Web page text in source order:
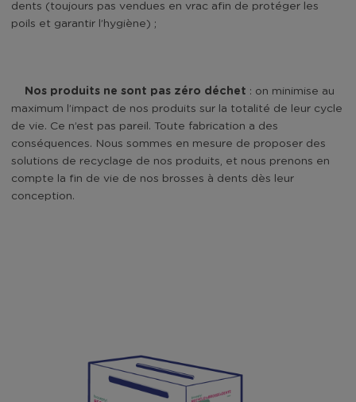
dents (toujours pas vendues en vrac afin de protéger les
poils et garantir l’hygiène) ;
Nos produits ne sont pas zéro déchet : on minimise au
maximum l’impact de nos produits sur la totalité de leur cycle
de vie. Ce n’est pas pareil. Toute fabrication a des
conséquences. Nous sommes en mesure de proposer des
solutions de recyclage de nos produits, et nous prenons en
compte la fin de vie de nos brosses à dents dès leur
conception.